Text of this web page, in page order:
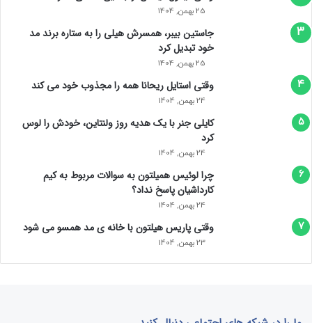
25 بهمن, 1404
جاستین بیبر، همسرش هیلی را به ستاره برند مد
خود تبدیل کرد
25 بهمن, 1404
وقتی استایل ریحانا همه را مجذوب خود می‌ کند
24 بهمن, 1404
کایلی جنر با یک هدیه روز ولنتاین، خودش را لوس
کرد
24 بهمن, 1404
چرا لوئیس همیلتون به سوالات مربوط به کیم
کارداشیان پاسخ نداد؟
24 بهمن, 1404
وقتی پاریس هیلتون با خانه‌ ی مد همسو می شود
23 بهمن, 1404